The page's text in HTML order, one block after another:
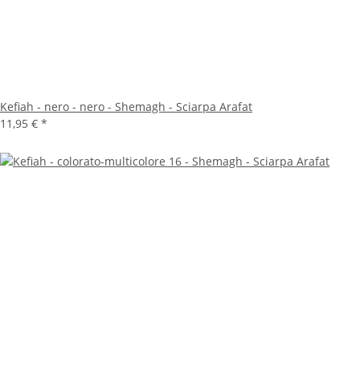
Kefiah - nero - nero - Shemagh - Sciarpa Arafat
11,95 € *